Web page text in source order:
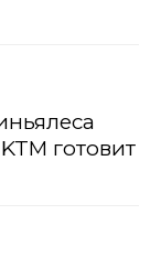
готовит